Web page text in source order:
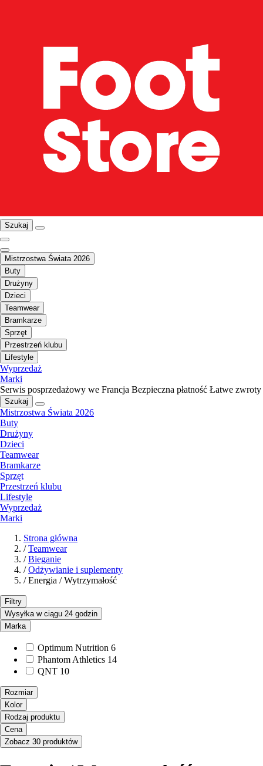
Szukaj
Mistrzostwa Świata 2026
Buty
Drużyny
Dzieci
Teamwear
Bramkarze
Sprzęt
Przestrzeń klubu
Lifestyle
Wyprzedaż
Marki
Serwis posprzedażowy we Francja Bezpieczna płatność Łatwe zwroty
Szukaj
Mistrzostwa Świata 2026
Buty
Drużyny
Dzieci
Teamwear
Bramkarze
Sprzęt
Przestrzeń klubu
Lifestyle
Wyprzedaż
Marki
Strona główna
/ Teamwear
/ Bieganie
/ Odżywianie i suplementy
/ Energia / Wytrzymałość
Filtry
Wysyłka w ciągu 24 godzin
Marka
Optimum Nutrition 6
Phantom Athletics 14
QNT 10
Rozmiar
Kolor
Rodzaj produktu
Cena
Zobacz 30 produktów